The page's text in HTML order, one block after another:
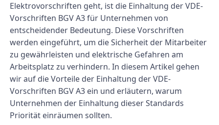
Elektrovorschriften geht, ist die Einhaltung der VDE-
Vorschriften BGV A3 für Unternehmen von
entscheidender Bedeutung. Diese Vorschriften
werden eingeführt, um die Sicherheit der Mitarbeiter
zu gewährleisten und elektrische Gefahren am
Arbeitsplatz zu verhindern. In diesem Artikel gehen
wir auf die Vorteile der Einhaltung der VDE-
Vorschriften BGV A3 ein und erläutern, warum
Unternehmen der Einhaltung dieser Standards
Priorität einräumen sollten.